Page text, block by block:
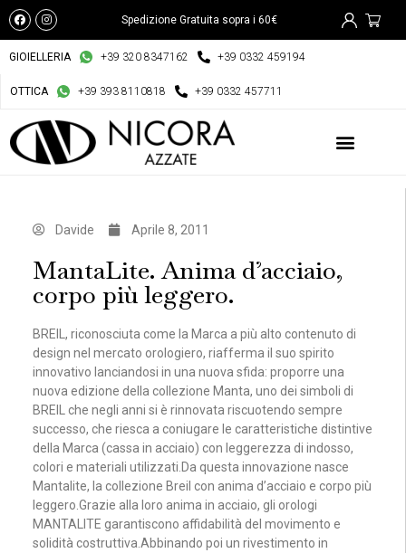
Spedizione Gratuita sopra i 60€
GIOIELLERIA +39 320 8347162 +39 0332 459194
OTTICA +39 393 8110818 +39 0332 457711
Davide Aprile 8, 2011
MantaLite. Anima d’acciaio,
corpo più leggero.
BREIL, riconosciuta come la Marca a più alto contenuto di
design nel mercato orologiero, riafferma il suo spirito
innovativo lanciandosi in una nuova sfida: proporre una
nuova edizione della collezione Manta, uno dei simboli di
BREIL che negli anni si è rinnovata riscuotendo sempre
successo, che riesca a coniugare le caratteristiche distintive
della Marca (cassa in acciaio) con leggerezza di indosso,
colori e materiali utilizzati.Da questa innovazione nasce
Mantalite, la collezione Breil con anima d’acciaio e corpo più
leggero.Grazie alla loro anima in acciaio, gli orologi
MANTALITE garantiscono affidabilità del movimento e
solidità costruttiva.Abbinando poi un rivestimento in